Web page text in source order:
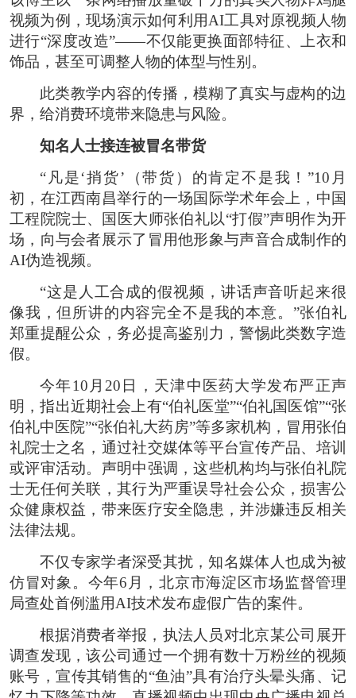
视频为例，现场演示如何利用AI工具对原视频人物
进行“深度改造”——不仅能更换面部特征、上衣和
饰品，甚至可调整人物的体型与性别。
此类教学内容的传播，模糊了真实与虚构的边
界，给消费环境带来隐患与风险。
知名人士接连被冒名带货
“凡是‘捎货’（带货）的肯定不是我！”10月
初，在江西南昌举行的一场国际学术年会上，中国
工程院院士、国医大师张伯礼以“打假”声明作为开
场，向与会者展示了冒用他形象与声音合成制作的
AI伪造视频。
“这是人工合成的假视频，讲话声音听起来很
像我，但所讲的内容完全不是我的本意。”张伯礼
郑重提醒公众，务必提高鉴别力，警惕此类数字造
假。
今年10月20日，天津中医药大学发布严正声
明，指出近期社会上有“伯礼医堂”“伯礼国医馆”“张
伯礼中医院”“张伯礼大药房”等多家机构，冒用张伯
礼院士之名，通过社交媒体等平台宣传产品、培训
或评审活动。声明中强调，这些机构均与张伯礼院
士无任何关联，其行为严重误导社会公众，损害公
众健康权益，带来医疗安全隐患，并涉嫌违反相关
法律法规。
不仅专家学者深受其扰，知名媒体人也成为被
仿冒对象。今年6月，北京市海淀区市场监督管理
局查处首例滥用AI技术发布虚假广告的案件。
根据消费者举报，执法人员对北京某公司展开
调查发现，该公司通过一个拥有数十万粉丝的视频
账号，宣传其销售的“鱼油”具有治疗头晕头痛、记